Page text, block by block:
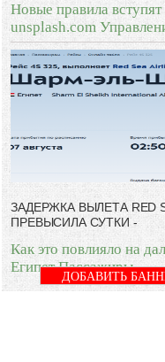
Новые правила
unsplash.com
ЗАДЕРЖКА ВЫЛЕТА RED
ПРЕВЫСИЛА СУТКИ -
Как это повлияло на
Египет Пассажиры
ДОБАВИТЬ